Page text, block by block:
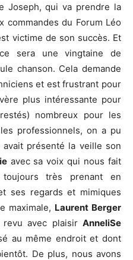
Joseph, qui va prendre la
commandes du Forum Léo
victime de son succès. Et
sera une vingtaine de
chanson. Cela demande
et est frustrant pour
plus intéressante pour
nombreux pour les
professionnels, on a pu
présenté la veille son
avec sa voix qui nous fait
très prenant en
ses regards et mimiques
maximale, Laurent Berger
avec plaisir AnneliSe
au même endroit et dont
De plus, nous avons